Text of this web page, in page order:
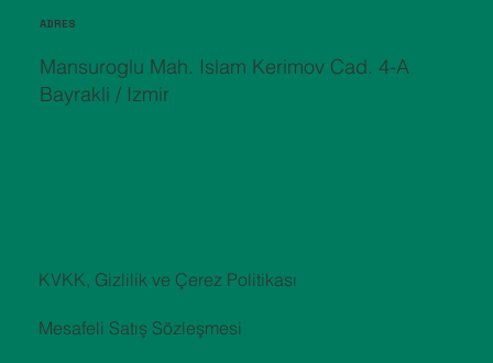
ADRES
Mansuroglu Mah. Islam Kerimov Cad. 4-A
Bayrakli / Izmir
KVKK, Gizlilik ve Çerez Politikası
Mesafeli Satış Sözleşmesi